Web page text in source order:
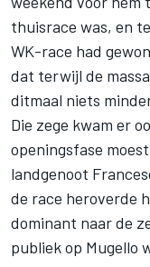
thuisrace was, en
WK-race had
dat terwijl de
ditmaal niets
Die zege kwam er
openingsfase
landgenoot
de race heroverde
dominant naar de
publiek op Mugello